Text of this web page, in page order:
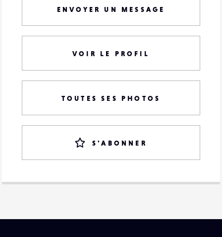
ENVOYER UN MESSAGE
VOIR LE PROFIL
TOUTES SES PHOTOS
S'ABONNER